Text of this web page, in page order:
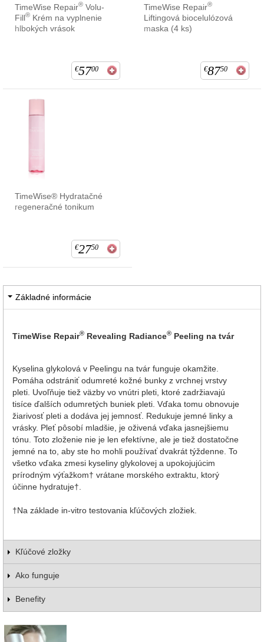
TimeWise Repair® Volu-
Fill® Krém na vyplnenie
hlbokých vrások
€5700
TimeWise Repair®
Liftingová biocelulózová
maska (4 ks)
€8750
TimeWise® Hydratačné
regeneračné tonikum
€2750
Základné informácie
TimeWise Repair® Revealing Radiance® Peeling na tvár
Kyselina glykolová v Peelingu na tvár funguje okamžite.
Pomáha odstrániť odumreté kožné bunky z vrchnej vrstvy
pleti. Uvoľňuje tiež väzby vo vnútri pleti, ktoré zadržiavajú
tisíce ďalších odumretých buniek pleti. Vďaka tomu obnovuje
žiarivosť pleti a dodáva jej jemnosť. Redukuje jemné linky a
vrásky. Pleť pôsobí mladšie, je oživená vďaka jasnejšiemu
tónu. Toto zloženie nie je len efektívne, ale je tiež dostatočne
jemné na to, aby ste ho mohli používať dvakrát týždenne. To
všetko vďaka zmesi kyseliny glykolovej a upokojujúcim
prírodným výťažkom† vrátane morského extraktu, ktorý
účinne hydratuje†.
†Na základe in-vitro testovania kľúčových zložiek.
Kľúčové zložky
Ako funguje
Benefity